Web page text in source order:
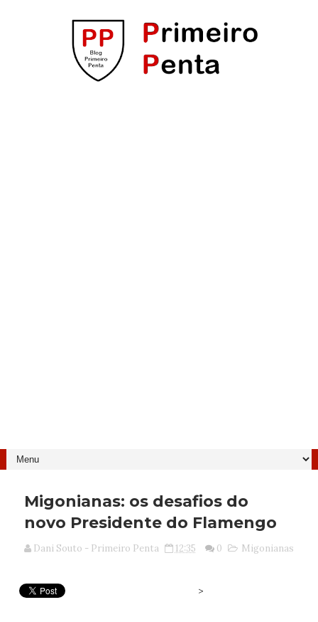
Migonianas: os desafios do
novo Presidente do Flamengo
Dani Souto - Primeiro Penta 12:35 0 Migonianas
>